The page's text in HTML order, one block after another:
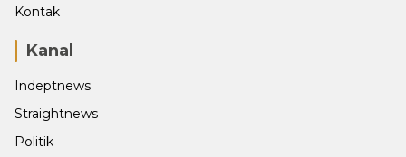
Kontak
Kanal
Indeptnews
Straightnews
Politik